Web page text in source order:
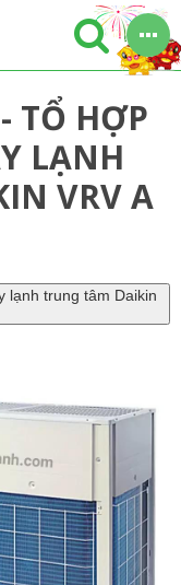
TỔ HỢP
LẠNH
VRV A
lạnh trung tâm Daikin